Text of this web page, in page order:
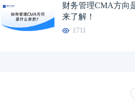
财务管理CMA方向
来了解！
1711